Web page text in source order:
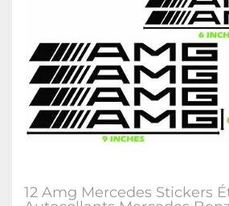
12 Amg Mercedes Stickers